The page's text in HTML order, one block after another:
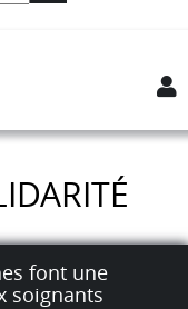
font une
soignants